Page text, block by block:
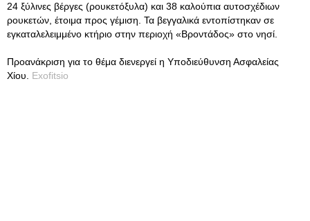
24 ξύλινες βέργες (ρουκετόξυλα) και 38 καλούπια αυτοσχέδιων
ρουκετών, έτοιμα προς γέμιση. Τα βεγγαλικά εντοπίστηκαν σε
εγκαταλελειμμένο κτήριο στην περιοχή «Βροντάδος» στο νησί.
Προανάκριση για το θέμα διενεργεί η Υποδιεύθυνση Ασφαλείας
Χίου. Exofitsio